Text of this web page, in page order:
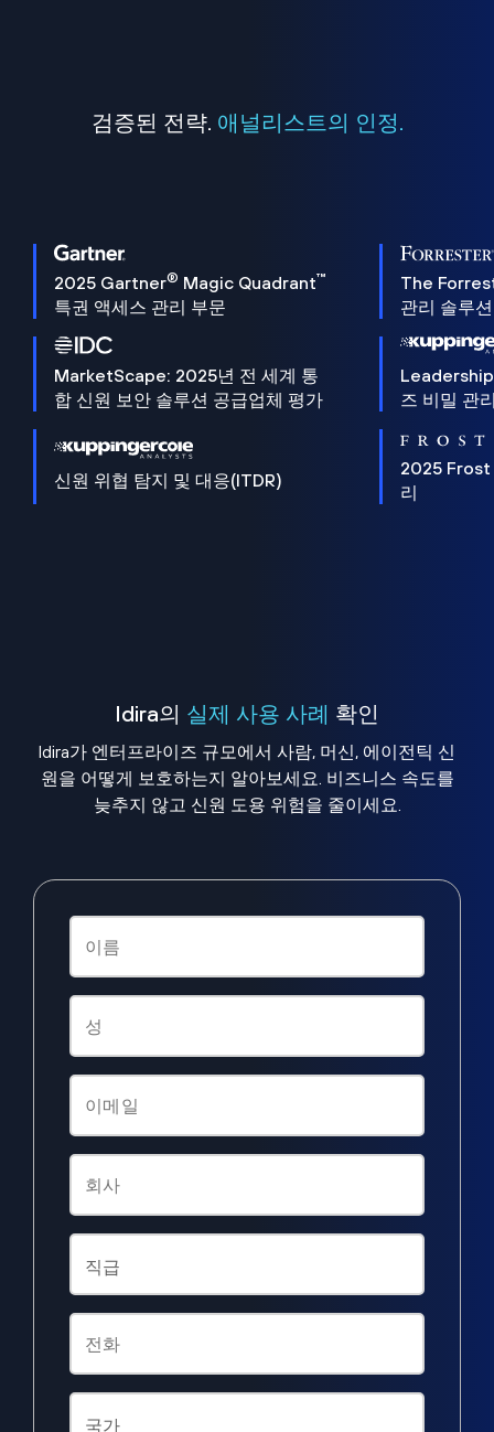
검증된 전략. 애널리스트의 인정.
2025 Gartner® Magic Quadrant™
특권 액세스 관리 부문
The
관리 솔루
MarketScape: 2025년 전 세계 통
합 신원 보안 솔루션 공급업체 평가
즈 비밀 관
신원 위협 탐지 및 대응(ITDR)
2025 Frost
리
Idira의 실제 사용 사례 확인
Idira가 엔터프라이즈 규모에서 사람, 머신, 에이전틱 신
원을 어떻게 보호하는지 알아보세요. 비즈니스 속도를
늦추지 않고 신원 도용 위험을 줄이세요.